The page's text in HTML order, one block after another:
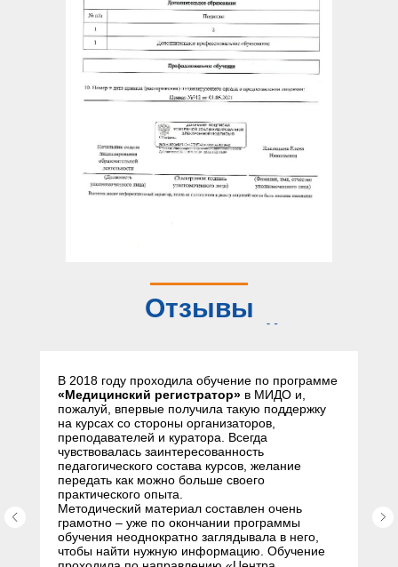
Отзывы
слушателей
В 2018 году проходила обучение по программе
«Медицинский регистратор» в МИДО и,
пожалуй, впервые получила такую поддержку
на курсах со стороны организаторов,
преподавателей и куратора. Всегда
чувствовалась заинтересованность
педагогического состава курсов, желание
передать как можно больше своего
практического опыта.
Методический материал составлен очень
грамотно – уже по окончании программы
обучения неоднократно заглядывала в него,
чтобы найти нужную информацию. Обучение